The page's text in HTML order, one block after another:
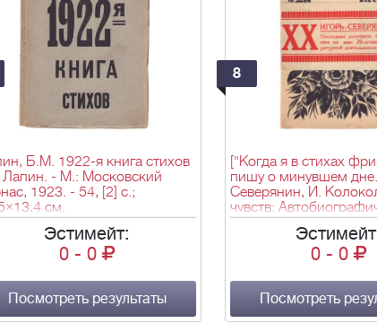
Б.М. 1922-я книга стихов
- М.: Московский
1923. - 54, [2] с.;
см.
Эстимейт:
0 -0
Посмотреть результаты
8
["Когда я в стихах
пишу о минувшем
Северянин, И.
чувств:
роман в 3-х частях /
Северянин. - Юрьев
во Вадим Бергман,
0 -0
Посмотреть